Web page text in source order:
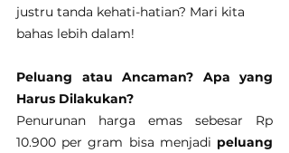
justru tanda kehati-hatian? Mari kita
bahas lebih dalam!
Peluang atau Ancaman? Apa yang
Harus Dilakukan?
Penurunan harga emas sebesar Rp
10.900 per gram bisa menjadi peluang